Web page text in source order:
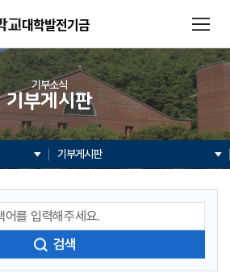
대학발전기금
기부소식
기부게시판
기부게시판
검색